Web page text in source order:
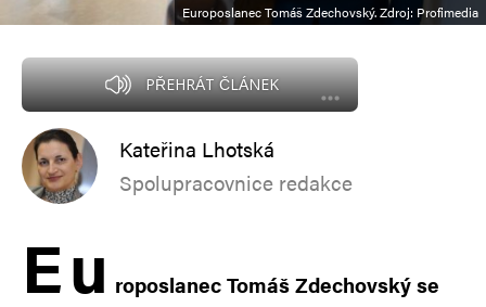
Europoslanec Tomáš Zdechovský. Zdroj: Profimedia
PŘEHRÁT ČLÁNEK
Kateřina Lhotská
Spolupracovnice redakce
Eu roposlanec Tomáš Zdechovský se